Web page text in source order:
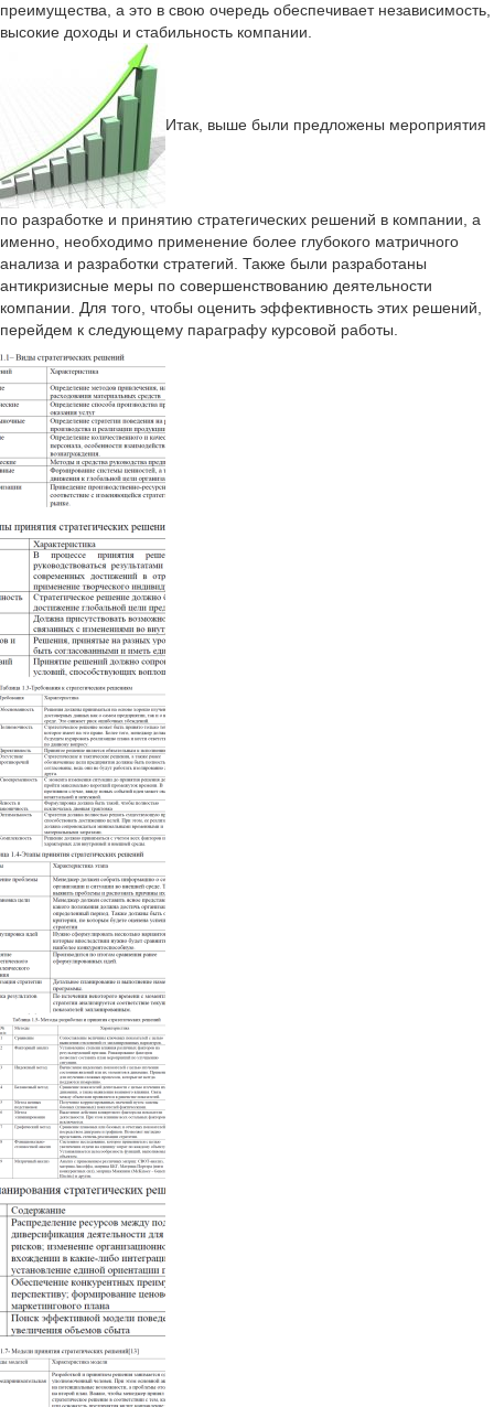
преимущества, а это в свою очередь обеспечивает независимость,
высокие доходы и стабильность компании.
Итак, выше были предложены мероприятия
по разработке и принятию стратегических решений в компании, а
именно, необходимо применение более глубокого матричного
анализа и разработки стратегий. Также были разработаны
антикризисные меры по совершенствованию деятельности
компании. Для того, чтобы оценить эффективность этих решений,
перейдем к следующему параграфу курсовой работы.